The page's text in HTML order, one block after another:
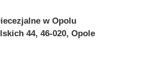
w Opolu
44, 46-020, Opole